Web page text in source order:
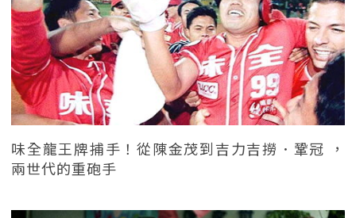
味全龍王牌捕手！從陳金茂到吉力吉撈．鞏冠 ，
兩世代的重砲手